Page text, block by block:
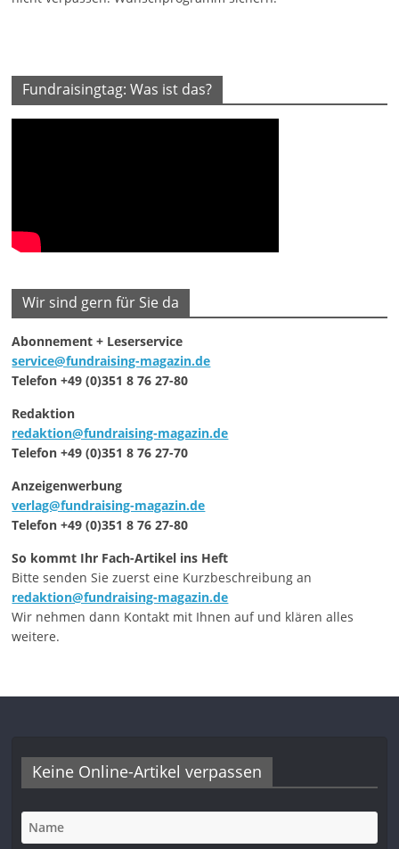
Fundraisingtag: Was ist das?
Wir sind gern für Sie da
Abonnement + Leserservice
service@fundraising-magazin.de
Telefon +49 (0)351 8 76 27-80
Redaktion
redaktion@fundraising-magazin.de
Telefon +49 (0)351 8 76 27-70
Anzeigenwerbung
verlag@fundraising-magazin.de
Telefon +49 (0)351 8 76 27-80
So kommt Ihr Fach-Artikel ins Heft
Bitte senden Sie zuerst eine Kurzbeschreibung an
redaktion@fundraising-magazin.de
Wir nehmen dann Kontakt mit Ihnen auf und klären alles
weitere.
Keine Online-Artikel verpassen